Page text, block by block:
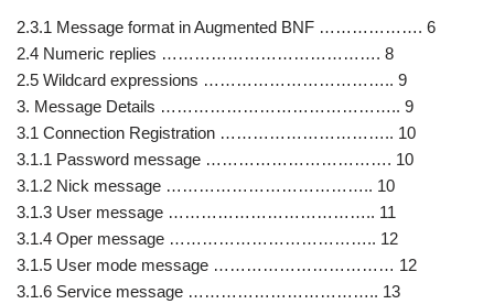
2.3.1 Message format in Augmented BNF ………………. 6
2.4 Numeric replies …………………………………. 8
2.5 Wildcard expressions …………………………….. 9
3. Message Details …………………………………….. 9
3.1 Connection Registration ………………………….. 10
3.1.1 Password message ……………………………. 10
3.1.2 Nick message ……………………………….. 10
3.1.3 User message ……………………………….. 11
3.1.4 Oper message ……………………………….. 12
3.1.5 User mode message …………………………… 12
3.1.6 Service message …………………………….. 13